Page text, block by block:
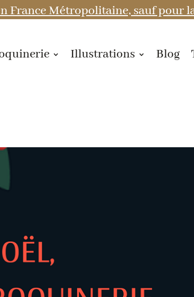
France Métropolitaine, sauf pour
Illustrations Blog